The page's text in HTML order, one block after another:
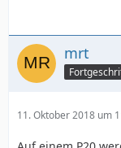
mrt
11. Oktober 2018 um